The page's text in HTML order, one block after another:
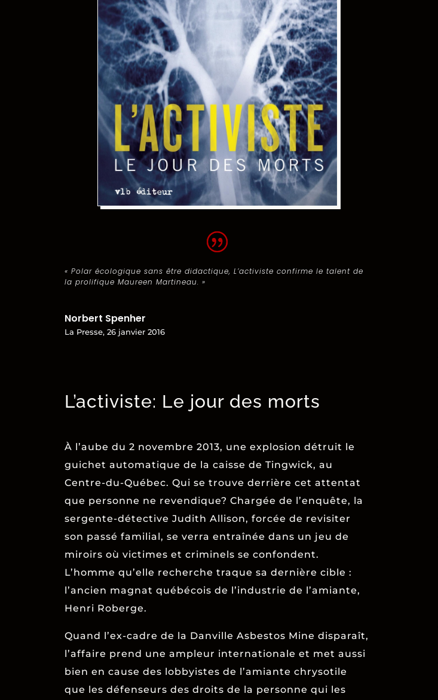
« Polar écologique sans être didactique, L’activiste confirme le talent de
la prolifique Maureen Martineau. »
Norbert Spenher
La Presse, 26 janvier 2016
L’activiste: Le jour des morts
À l’aube du 2 novembre 2013, une explosion détruit le
guichet automatique de la caisse de Tingwick, au
Centre-du-Québec. Qui se trouve derrière cet attentat
que personne ne revendique? Chargée de l’enquête, la
sergente-détective Judith Allison, forcée de revisiter
son passé familial, se verra entraînée dans un jeu de
miroirs où victimes et criminels se confondent.
L’homme qu’elle recherche traque sa dernière cible :
l’ancien magnat québécois de l’industrie de l’amiante,
Henri Roberge.
Quand l’ex-cadre de la Danville Asbestos Mine disparaît,
l’affaire prend une ampleur internationale et met aussi
bien en cause des lobbyistes de l’amiante chrysotile
que les défenseurs des droits de la personne qui les